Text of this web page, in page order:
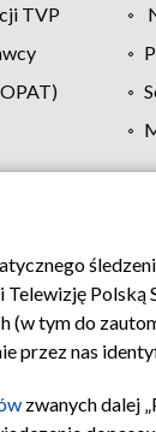
TVP
Pomoc
Polską
(w tym do
przez nas
zwanych dalej